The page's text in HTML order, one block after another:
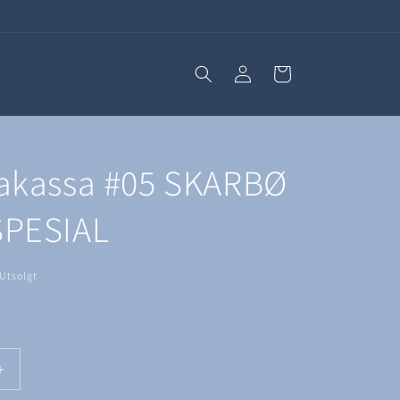
Logg
inn
Handlekurv
#05 SKARBØ
Utsolgt
Øk